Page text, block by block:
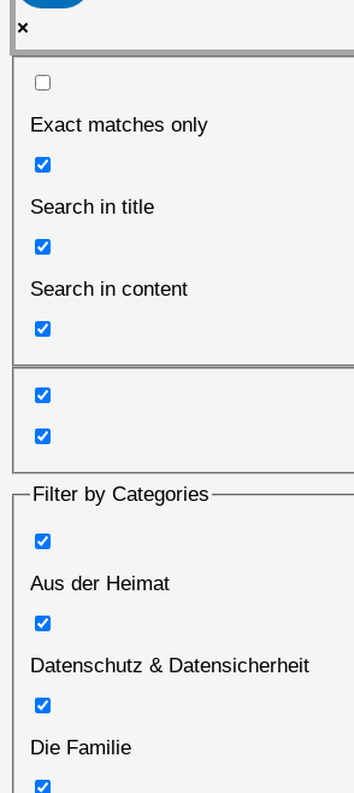
Exact matches only
Search in title
Search in content
Filter by Categories
Aus der Heimat
Datenschutz & Datensicherheit
Die Familie